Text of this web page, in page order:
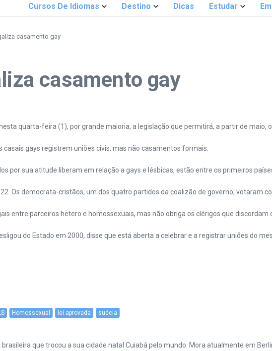
Cursos De Idiomas Destino Dicas Estudar
casamento gay
casamento gay
quarta-feira (1), por grande maioria, a legislação que permitirá, a partir de maio,
gays registrem uniões civis, mas não casamentos formais.
por sua atitude liberam em relação a gays e lésbicas, estão entre os primeiros
Os democrata-cristãos, um dos quatro partidos da coalizão de governo, votaram
entre parceiros hetero e homossexuais, mas não obriga os clérigos que discordam
do Estado em 2000, disse que está aberta a celebrar e a registrar uniões do
Homossexual lei aprovada suécia
brasileira que trocou a sua cidade natal Cuiabá pelo mundo. Mora atualmente em